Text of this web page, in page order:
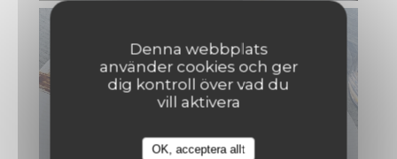
Denna webbplats
använder cookies och ger
dig kontroll över vad du
vill aktivera
OK, acceptera allt